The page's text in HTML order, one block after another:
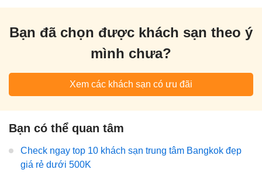
Bạn đã chọn được khách sạn theo ý
mình chưa?
Xem các khách sạn có ưu đãi
Bạn có thể quan tâm
Check ngay top 10 khách sạn trung tâm Bangkok đẹp
giá rẻ dưới 500K